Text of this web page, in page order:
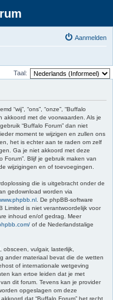
Aanmelden
Taal:
“wij”, “ons”, “onze”, “Buffalo
akkoord met de voorwaarden. Als je
“Buffalo Forum” dan niet
moment te wijzigen en zullen ons
het is echter aan te raden om zelf
Ga je niet akkoord met deze
Forum”. Blijf je gebruik maken van
wijzigingen en of toevoegingen.
die is uitgebracht onder de
gedownload worden via
. De phpBB-software
Limited is niet verantwoordelijk voor
inhoud en/of gedrag. Meer
of de Nederlandstalige
vulgair, lasterlijk,
ander materiaal bevat die de wetten
of internationale wetgeving
kan ertoe leiden dat je met
dit forum. Tevens kan je provider
opgeslagen om deze
dat “Buffalo Forum” het recht